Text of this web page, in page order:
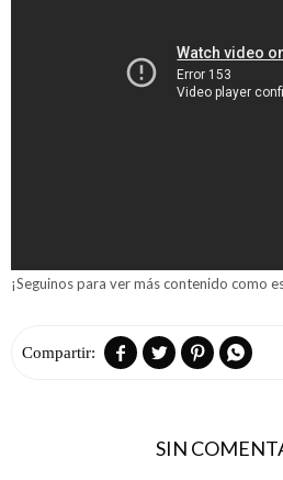
¡Seguinos para ver más contenido como
   
SIN